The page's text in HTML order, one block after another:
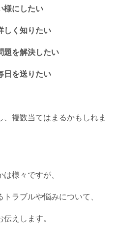
様にしたい
しく知りたい
題を解決したい
日を送りたい
複数当てはまるかもしれま
様々ですが、
ラブルや悩みについて、
えします。